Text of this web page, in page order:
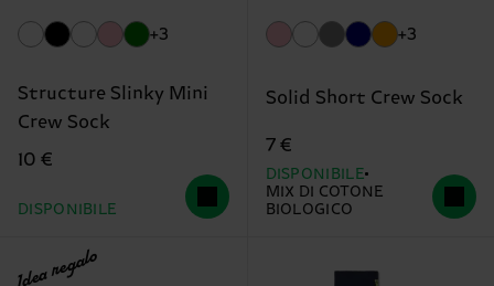
+3
Structure Slinky Mini
Crew Sock
10 €
DISPONIBILE
+3
Solid Short Crew Sock
7 €
DISPONIBILE
MIX DI COTONE
BIOLOGICO
Idea regalo